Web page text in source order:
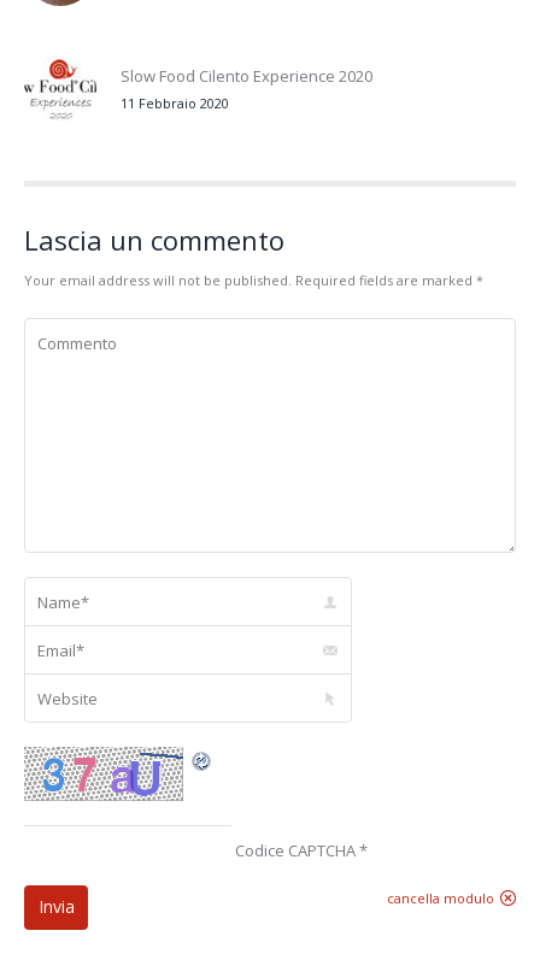
Slow Food Cilento Experience 2020
11 Febbraio 2020
Lascia un commento
Your email address will not be published. Required fields are marked *
Commento
Codice CAPTCHA*
cancella modulo
Invia